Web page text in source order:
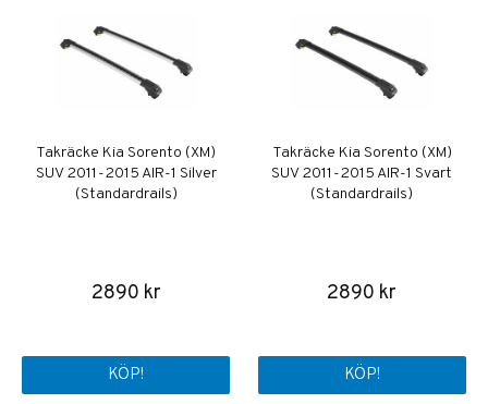
Takräcke Kia Sorento (XM)
SUV 2011-2015 AIR-1 Silver
(Standardrails)
2890 kr
KÖP!
Takräcke Kia Sorento (XM)
SUV 2011-2015 AIR-1 Svart
(Standardrails)
2890 kr
KÖP!